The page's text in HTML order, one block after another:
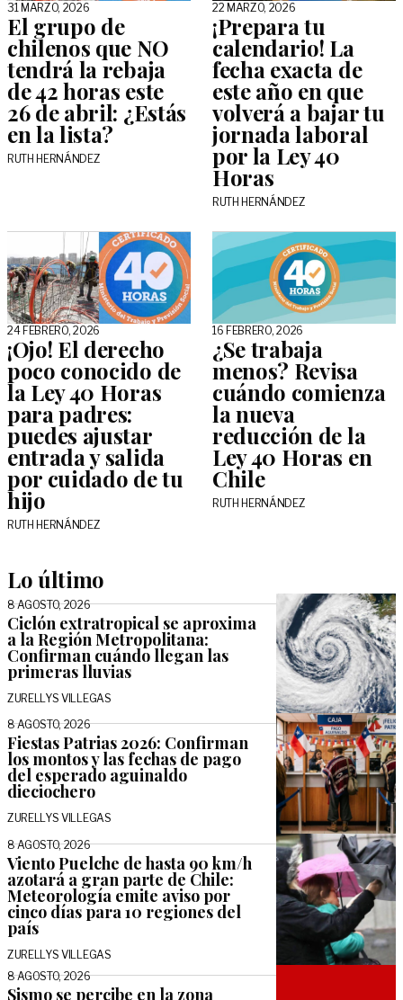
31 MARZO, 2026
El grupo de
chilenos que NO
tendrá la rebaja
de 42 horas este
26 de abril: ¿Estás
en la lista?
RUTH HERNÁNDEZ
22 MARZO, 2026
¡Prepara tu
calendario! La
fecha exacta de
este año en que
volverá a bajar tu
jornada laboral
por la Ley 40
Horas
RUTH HERNÁNDEZ
24 FEBRERO, 2026
¡Ojo! El derecho
poco conocido de
la Ley 40 Horas
para padres:
puedes ajustar
entrada y salida
por cuidado de tu
hijo
RUTH HERNÁNDEZ
16 FEBRERO, 2026
¿Se trabaja
menos? Revisa
cuándo comienza
la nueva
reducción de la
Ley 40 Horas en
Chile
RUTH HERNÁNDEZ
Lo último
8 AGOSTO, 2026
Ciclón extratropical se aproxima
a la Región Metropolitana:
Confirman cuándo llegan las
primeras lluvias
ZURELLYS VILLEGAS
8 AGOSTO, 2026
Fiestas Patrias 2026: Confirman
los montos y las fechas de pago
del esperado aguinaldo
dieciochero
ZURELLYS VILLEGAS
8 AGOSTO, 2026
Viento Puelche de hasta 90 km/h
azotará a gran parte de Chile:
Meteorología emite aviso por
cinco días para 10 regiones del
país
ZURELLYS VILLEGAS
8 AGOSTO, 2026
Sismo se percibe en la zona